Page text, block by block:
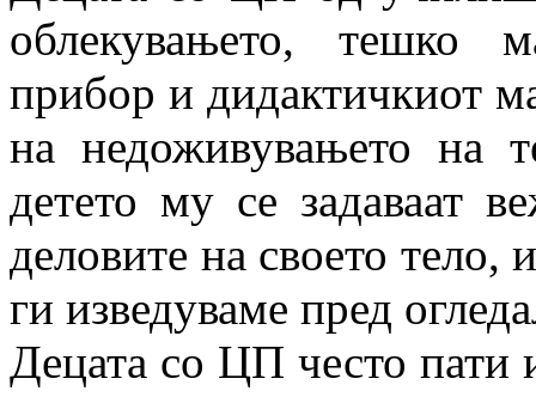
облекувањето, тешко
прибор и дидактичкиот
на недоживувањето на
детето му се задаваат
деловите на своето
ги изведуваме пред
Децата со ЦП често пати